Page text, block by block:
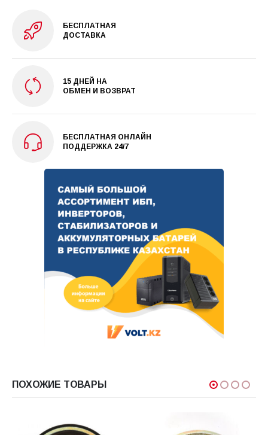
БЕСПЛАТНАЯ
ДОСТАВКА
15 ДНЕЙ НА
ОБМЕН И ВОЗВРАТ
БЕСПЛАТНАЯ ОНЛАЙН
ПОДДЕРЖКА 24/7
ПОХОЖИЕ ТОВАРЫ